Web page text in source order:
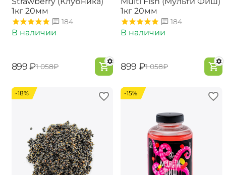
1кг 20мм
184
В наличии
‍899‍ ₽‍1 058‍₽
1кг 20мм
184
В наличии
‍899‍ ₽‍1 058‍₽
-18% -15%